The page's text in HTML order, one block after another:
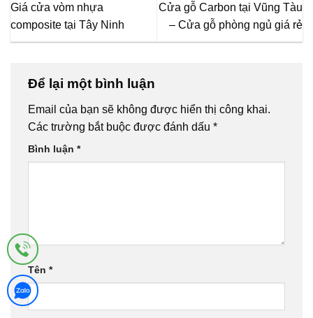
Giá cửa vòm nhựa
composite tại Tây Ninh
Cửa gỗ Carbon tại Vũng Tàu
– Cửa gỗ phòng ngủ giá rẻ
Để lại một bình luận
Email của bạn sẽ không được hiển thị công khai.
Các trường bắt buộc được đánh dấu *
Bình luận *
Tên *